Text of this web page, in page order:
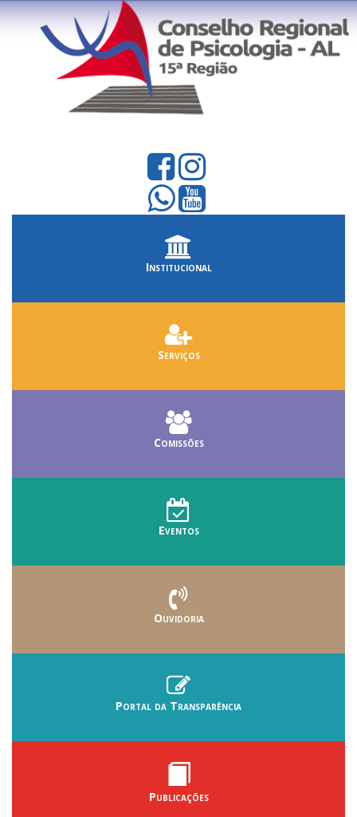
Institucional
Serviços
Comissões
Eventos
Ouvidoria
Portal da Transparência
Publicações